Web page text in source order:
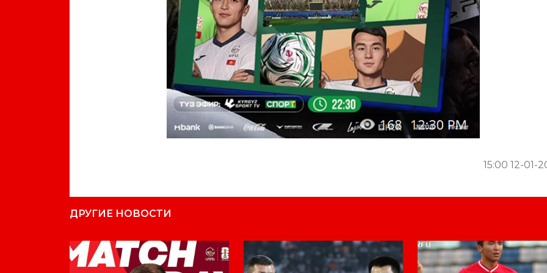
15:00 12-01-
ДРУГИЕ НОВОСТИ